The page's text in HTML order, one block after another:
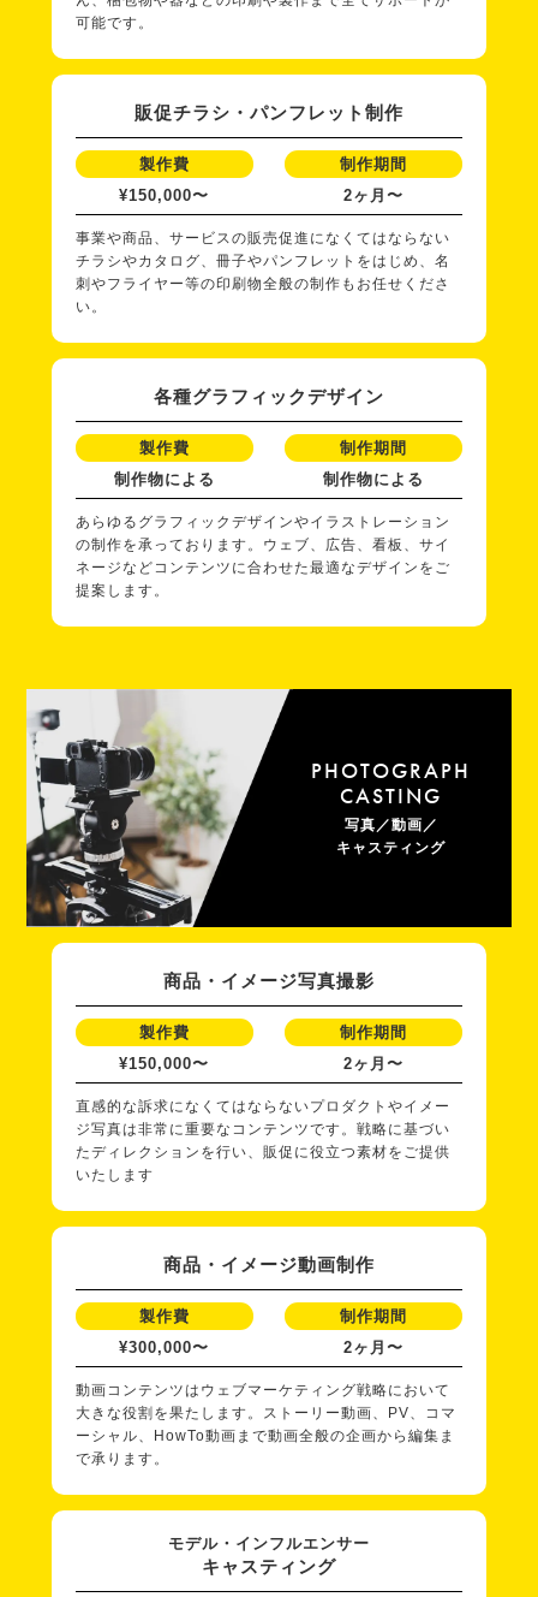
可能です。
販促チラシ・パンフレット制作
製作費
¥150,000〜
制作期間
2ヶ月〜
事業や商品、サービスの販売促進になくてはならない
チラシやカタログ、冊子やパンフレットをはじめ、名
刺やフライヤー等の印刷物全般の制作もお任せくださ
い。
各種グラフィックデザイン
製作費
制作物による
制作期間
制作物による
あらゆるグラフィックデザインやイラストレーション
の制作を承っております。ウェブ、広告、看板、サイ
ネージなどコンテンツに合わせた最適なデザインをご
提案します。
PHOTOGRAPH
CASTING
写真／動画／
キャスティング
商品・イメージ写真撮影
製作費
¥150,000〜
制作期間
2ヶ月〜
直感的な訴求になくてはならないプロダクトやイメー
ジ写真は非常に重要なコンテンツです。戦略に基づい
たディレクションを行い、販促に役立つ素材をご提供
いたします
商品・イメージ動画制作
製作費
¥300,000〜
制作期間
2ヶ月〜
動画コンテンツはウェブマーケティング戦略において
大きな役割を果たします。ストーリー動画、PV、コマ
ーシャル、HowTo動画まで動画全般の企画から編集ま
で承ります。
モデル・インフルエンサー
キャスティング